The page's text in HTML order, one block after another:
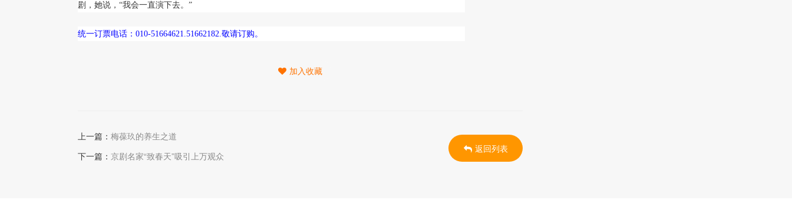
剧，她说，“我会一直演下去。”
统一订票电话：010-51664621.51662182.敬请订购。
加入收藏
上一篇： 梅葆玖的养生之道
下一篇： 京剧名家“致春天”吸引上万观众
返回列表